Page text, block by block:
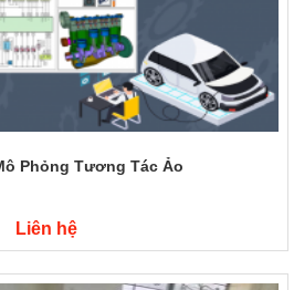
Phỏng Tương Tác Ảo
Liên hệ